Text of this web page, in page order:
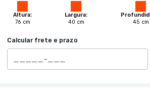
Altura:
76 cm
Largura:
40 cm
45 cm
Calcular frete e prazo